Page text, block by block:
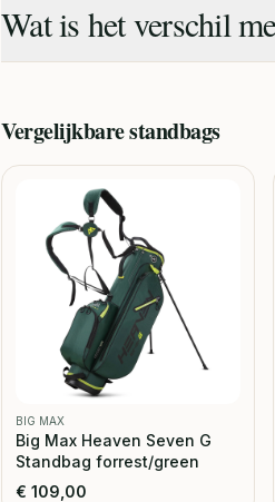
Wat is het verschil
Vergelijkbarestandbags
BIG MAX
Big Max Heaven Seven G
Standbag forrest/green
€ 109,00